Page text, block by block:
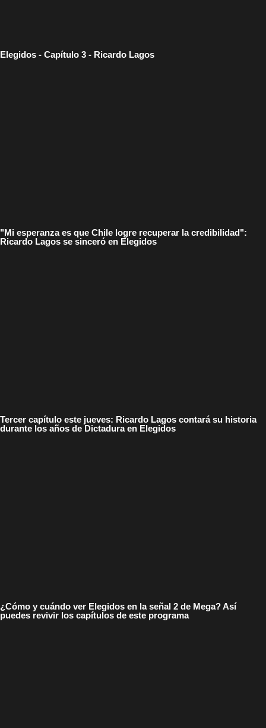
Elegidos - Capítulo 3 - Ricardo Lagos
"Mi esperanza es que Chile logre recuperar la credibilidad":
Ricardo Lagos se sinceró en Elegidos
Tercer capítulo este jueves: Ricardo Lagos contará su historia
durante los años de Dictadura en Elegidos
¿Cómo y cuándo ver Elegidos en la señal 2 de Mega? Así
puedes revivir los capítulos de este programa